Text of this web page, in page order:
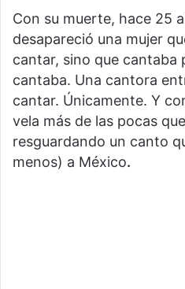
Con su muerte, hace 25
desapareció una mujer
cantar, sino que cantaba
cantaba. Una cantora
cantar. Únicamente. Y
vela más de las pocas
resguardando un canto
menos) a México.